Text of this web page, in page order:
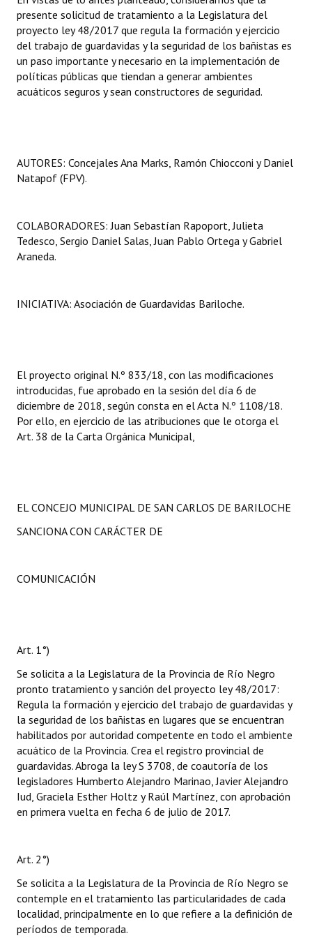
presente solicitud de tratamiento a la Legislatura del
proyecto ley 48/2017 que regula la formación y ejercicio
del trabajo de guardavidas y la seguridad de los bañistas es
un paso importante y necesario en la implementación de
políticas públicas que tiendan a generar ambientes
acuáticos seguros y sean constructores de seguridad.
AUTORES: Concejales Ana Marks, Ramón Chiocconi y Daniel
Natapof (FPV).
COLABORADORES: Juan Sebastían Rapoport, Julieta
Tedesco, Sergio Daniel Salas, Juan Pablo Ortega y Gabriel
Araneda.
INICIATIVA: Asociación de Guardavidas Bariloche.
El proyecto original N.º 833/18, con las modificaciones
introducidas, fue aprobado en la sesión del día 6 de
diciembre de 2018, según consta en el Acta N.º 1108/18.
Por ello, en ejercicio de las atribuciones que le otorga el
Art. 38 de la Carta Orgánica Municipal,
EL CONCEJO MUNICIPAL DE SAN CARLOS DE BARILOCHE
SANCIONA CON CARÁCTER DE
COMUNICACIÓN
Art. 1°)
Se solicita a la Legislatura de la Provincia de Río Negro
pronto tratamiento y sanción del proyecto ley 48/2017:
Regula la formación y ejercicio del trabajo de guardavidas y
la seguridad de los bañistas en lugares que se encuentran
habilitados por autoridad competente en todo el ambiente
acuático de la Provincia. Crea el registro provincial de
guardavidas. Abroga la ley S 3708, de coautoría de los
legisladores Humberto Alejandro Marinao, Javier Alejandro
Iud, Graciela Esther Holtz y Raúl Martínez, con aprobación
en primera vuelta en fecha 6 de julio de 2017.
Art. 2°)
Se solicita a la Legislatura de la Provincia de Río Negro se
contemple en el tratamiento las particularidades de cada
localidad, principalmente en lo que refiere a la definición de
períodos de temporada.